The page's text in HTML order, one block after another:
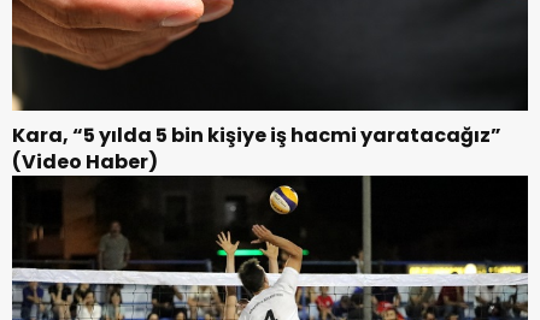
Kara, “5 yılda 5 bin kişiye iş hacmi yaratacağız”
(Video Haber)